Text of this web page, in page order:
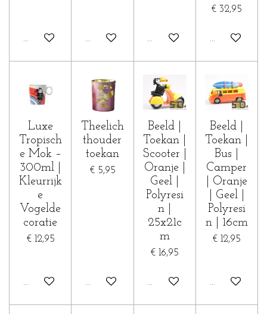
In winkelwagenIn winkelwagenIn winkelwagen
€ 32,95
In
Luxe
Tropisch
e Mok –
300ml |
Kleurrijk
e
Vogelde
coratie
€ 12,95
In winkelwagen
Theelich
thouder
toekan
€ 5,95
In winkelwagen
Beeld |
Toekan |
Scooter |
Oranje |
Geel |
Polyresi
n |
25x21c
m
€ 16,95
In winkelwagen
Beeld |
Toekan |
Bus |
Camper
| Oranje
| Geel |
Polyresi
n | 16cm
€ 12,95
In